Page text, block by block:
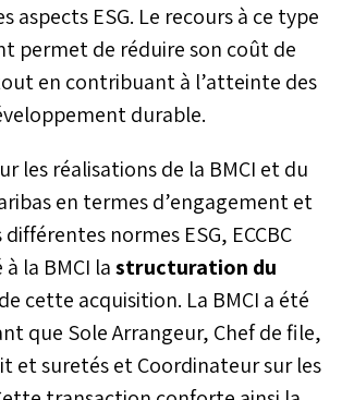
aspects ESG. Le recours à ce type
permet de réduire son coût de
en contribuant à l’atteinte des
durable.
les réalisations de la BMCI et du
en termes d’engagement et
normes ESG, ECCBC
la BMCI lastructuration du
de cette acquisition. La BMCI a été
que Sole Arrangeur, Chef de file,
et suretés et Coordinateur sur les